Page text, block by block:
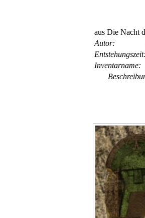
aus Die Nacht
Autor:
Entsteh­ungs­zeit:
Inventar­name: